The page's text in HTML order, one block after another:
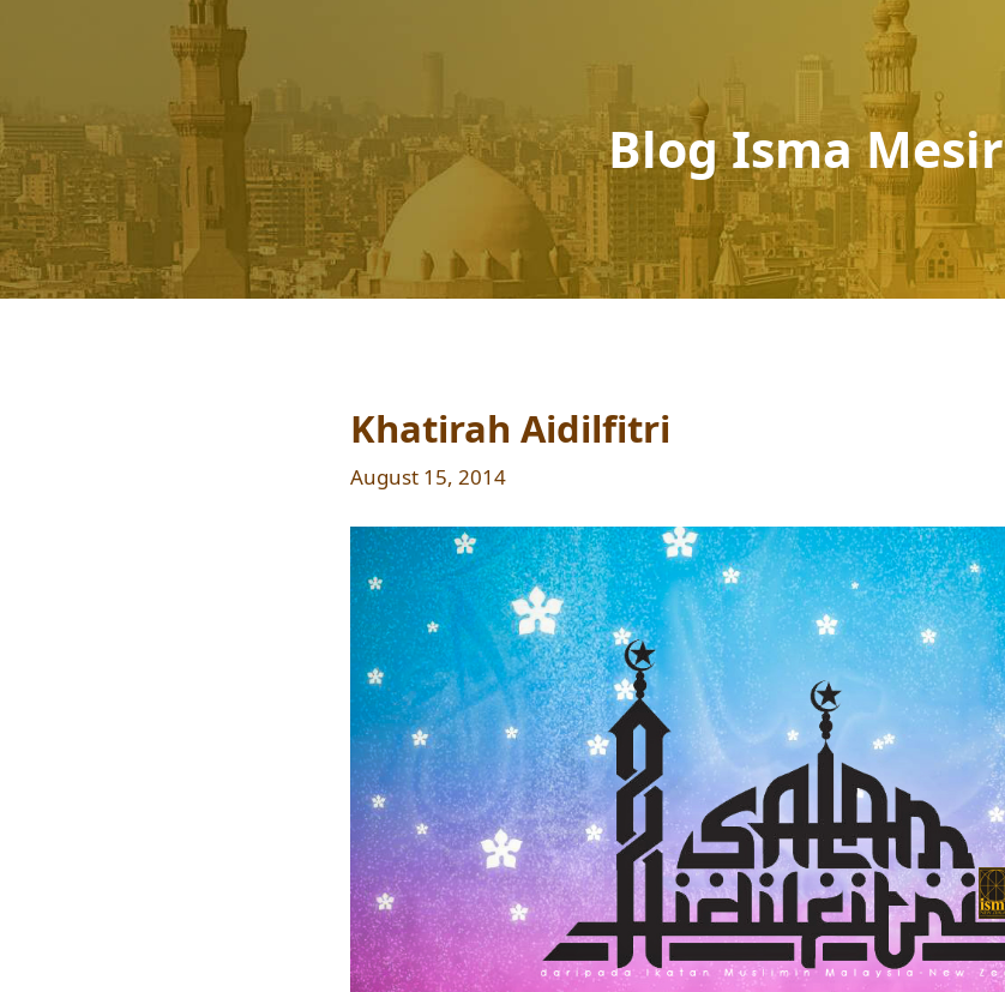
Blog Isma Mesir
Khatirah Aidilfitri
August 15, 2014